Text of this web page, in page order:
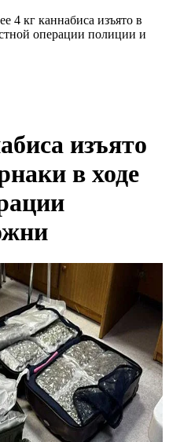
4 кг каннабиса изъято в
операции полиции и
изъято
в ходе